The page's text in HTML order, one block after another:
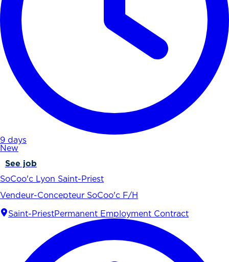
9 days
New
See job
SoCoo'c Lyon Saint-Priest
Vendeur-Concepteur SoCoo'c F/H
Saint-PriestPermanent Employment Contract